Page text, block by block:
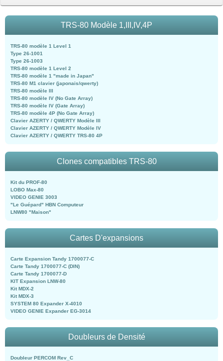
TRS-80 Modèle 1,III,IV,4P
TRS-80 modèle 1 Level 1
Type 26-1001
Type 26-1003
TRS-80 modèle 1 Level 2
TRS-80 modèle 1 "made in Japan"
TRS-80 M1 clavier (japonais/qwerty)
TRS-80 modèle III
TRS-80 modèle IV (No Gate Array)
TRS-80 modèle IV (Gate Array)
TRS-80 modèle 4P (No Gate Array)
Clavier AZERTY / QWERTY Modèle III
Clavier AZERTY / QWERTY Modèle IV
Clavier AZERTY / QWERTY TRS-80 4P
Clones compatibles TRS-80
Kit du PROF-80
LOBO Max-80
VIDEO GENIE 3003
"Le Guépard" HBN Computeur
LNW80 "Maison"
Cartes D'expansions
Carte Expansion Tandy 1700077-C
Carte Tandy 1700077-C (DIN)
Carte Tandy 1700077-D
KIT Expansion LNW-80
Kit MDX-2
Kit MDX-3
SYSTEM 80 Expander X-4010
VIDEO GENIE Expander EG-3014
Doubleurs de Densité
Doubleur PERCOM Rev_C